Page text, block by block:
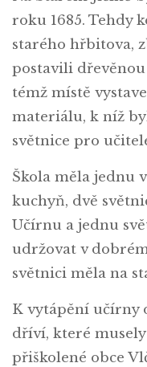
roku 1685. Tehdy
starého hřbitova,
postavili dřevěnou
témž místě
materiálu, k níž
světnice pro
Škola měla jednu
kuchyň, dvě
Učírnu a jednu
udržovat v
světnici měla na
K vytápění učírny
dříví, které
přiškolené obce